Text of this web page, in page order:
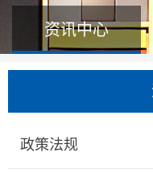
资讯中心
政策法规